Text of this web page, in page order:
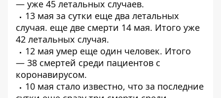
— уже 45 летальных случаев.
13 мая за сутки еще два летальных
случая. еще две смерти 14 мая. Итого уже
42 летальных случая.
12 мая умер еще один человек. Итого
— 38 смертей среди пациентов с
коронавирусом.
10 мая стало известно, что за последние